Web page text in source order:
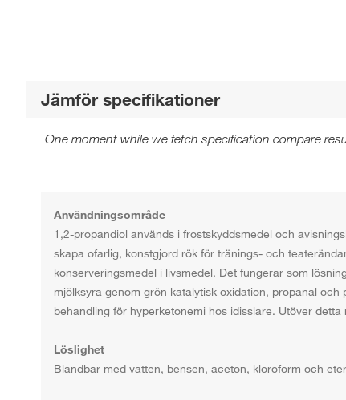
Jämför specifikationer
One moment while we fetch specification compare
Användningsområde
1,2-propandiol används i frostskyddsmedel och
skapa ofarlig, konstgjord rök för tränings- och
konserveringsmedel i livsmedel. Det fungerar som
mjölksyra genom grön katalytisk oxidation, propanal
behandling för hyperketonemi hos idisslare. Utöver
Löslighet
Blandbar med vatten, bensen, aceton, kloroform och